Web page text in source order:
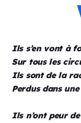
Ils s’en vont à
Sur tous les
Ils sont de la
Perdus dans
Ils n’ont peur